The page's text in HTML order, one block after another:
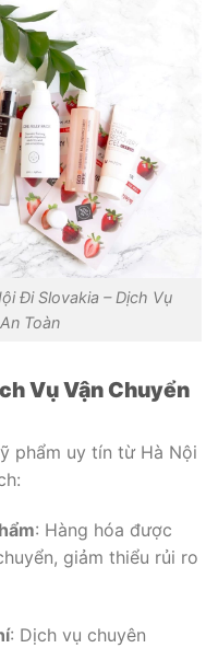
Đi Slovakia – Dịch Vụ
Toàn
Vụ Vận Chuyển
phẩm uy tín từ Hà Nội
: Hàng hóa được
giảm thiểu rủi ro
: Dịch vụ chuyên